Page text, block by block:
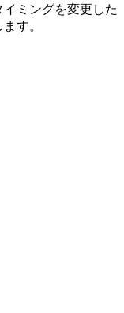
ミングを変更した
す。